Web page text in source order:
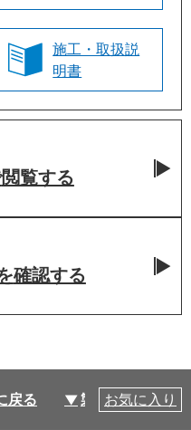
施工・取扱説
明書
閲覧する
確認する
戻る 製品仕様
お気に入り